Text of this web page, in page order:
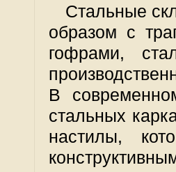
Стальные
образом с
гофрами,
В
стальных
настилы,